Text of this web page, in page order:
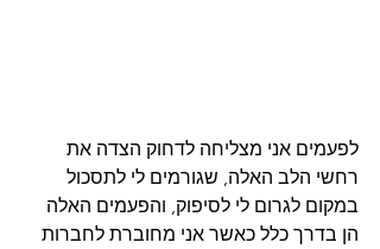
לפעמים אני מצליחה לדחוק הצדה את
רחשי הלב האלה, שגורמים לי לתסכול
במקום לגרום לי לסיפוק, והפעמים האלה
הן בדרך כלל כאשר אני מחוברת לחברות